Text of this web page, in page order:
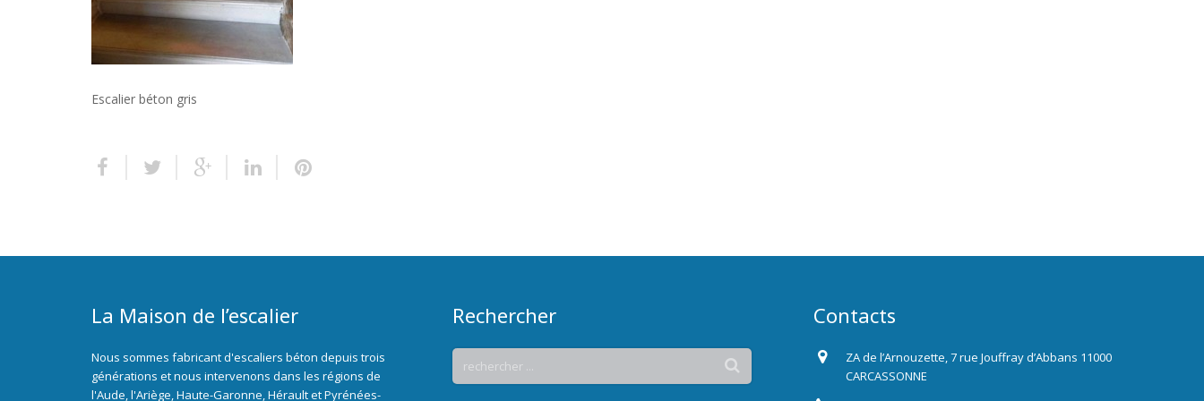
Escalier béton gris
La Maison de l’escalier
Nous sommes fabricant d'escaliers béton depuis trois
générations et nous intervenons dans les régions de
l'Aude, l'Ariège, Haute-Garonne, Hérault et Pyrénées-
Rechercher Contacts
ZA de l’Arnouzette, 7 rue Jouffray d’Abbans 11000
CARCASSONNE